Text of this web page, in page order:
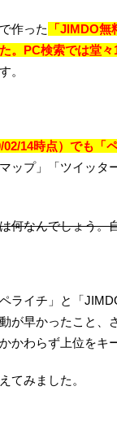
作った
「JIMDO
た。PC検索では堂
。
14時点）でも「
ップ」「ツイッタ
何なんでしょう。
ライチ」と「
が早かったこと、
かわらず上位をキ
てみました。